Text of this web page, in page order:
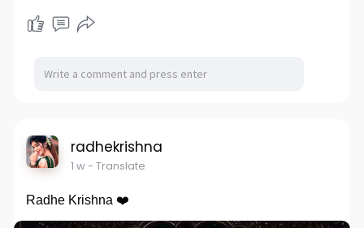
radhekrishna
1 w- Translate
Radhe Krishna ❤️